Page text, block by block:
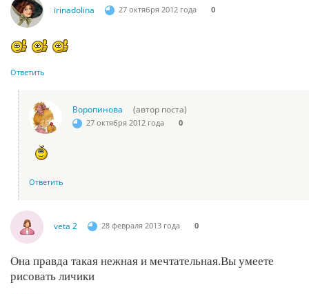
irinadolina 27 октября 2012 года 0
Ответить
Воропинова (автор поста)
27 октября 2012 года 0
Ответить
veta 2 28 февраля 2013 года 0
Она правда такая нежная и мечтательная.Вы умеете
рисовать личики